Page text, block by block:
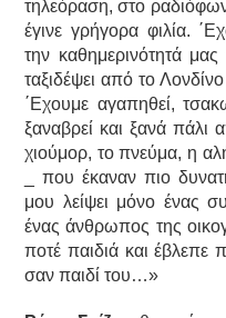
τηλεόραση, στο
έγινε γρήγορα φιλία.
την καθημερινότητά
ταξιδέψει από το
΄Εχουμε αγαπηθεί,
ξαναβρεί και ξανά πάλι
χιούμορ, το πνεύμα, η
_ που έκαναν πιο
μου λείψει μόνο ένας
ένας άνθρωπος της
ποτέ παιδιά και
σαν παιδί του…»